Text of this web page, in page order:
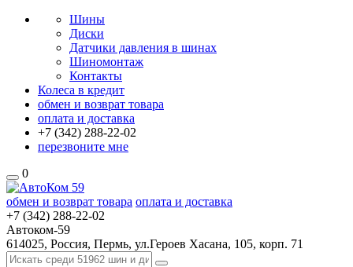
Шины
Диски
Датчики давления в шинах
Шиномонтаж
Контакты
Колеса в кредит
обмен и возврат товара
оплата и доставка
+7 (342) 288-22-02
перезвоните мне
0
обмен и возврат товара оплата и доставка
+7 (342) 288-22-02
Автоком-59
614025, Россия, Пермь, ул.Героев Хасана, 105, корп. 71